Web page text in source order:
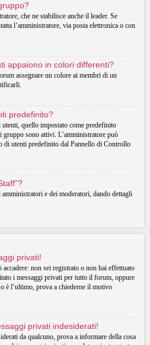
che ne stabilisce anche il leader. Se
l’amministratore, via posta elettronica o con
appaiono in colori differenti?
assegnare un colore ai membri di un
predefinito?
quello impostato come predefinito
gruppo sono attivi. L’amministratore può
di utenti predefinito dal Pannello di Controllo
e dei moderatori, dando dettagli
privati!
non sei registrato o non hai effettuato
i messaggi privati per tutto il forum, oppure
è l’ultimo, prova a chiederne il motivo
privati indesiderati!
da qualcuno, prova a informare della cosa